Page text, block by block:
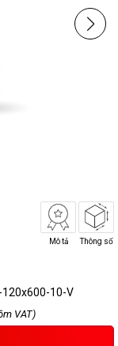
Mô tả Thông số
120x600-10-V
VAT)